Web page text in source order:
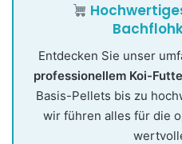
Entdecken Sie unser
professionellem Koi-
Basis-Pellets bis zu
wir führen alles für die